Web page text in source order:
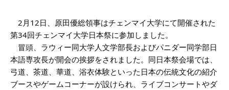
2月12日、原田優総領事はチェンマイ大学にて開催された
第34回チェンマイ大学日本祭に参加しました。
冒頭、ラウィー同大学人文学部長およびパニダー同学部日
本語専攻長が開会の挨拶をされました。同日本祭会場では、
弓道、茶道、華道、浴衣体験といった日本の伝統文化の紹介
ブースやゲームコーナーが設けられ、ライブコンサートやダ